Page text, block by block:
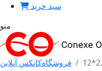
سبد خرید
منو
کانکس آنلاینفروشگاه